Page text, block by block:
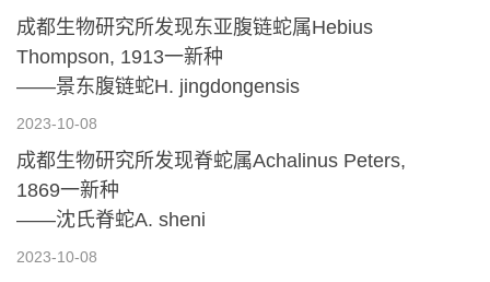
成都生物研究所发现东亚腹链蛇属Hebius
Thompson, 1913一新种
——景东腹链蛇H. jingdongensis
2023-10-08
成都生物研究所发现脊蛇属Achalinus Peters,
1869一新种
——沈氏脊蛇A. sheni
2023-10-08